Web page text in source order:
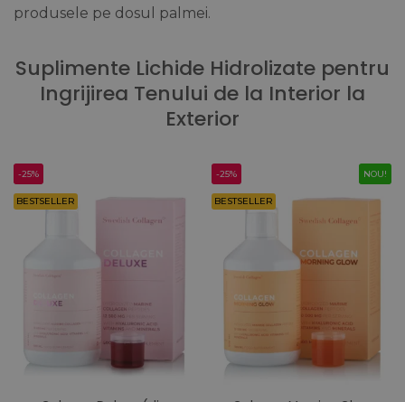
produsele pe dosul palmei.
Suplimente Lichide Hidrolizate pentru
Ingrijirea Tenului de la Interior la
Exterior
-25%
BESTSELLER
-25%
BESTSELLER
NOU!